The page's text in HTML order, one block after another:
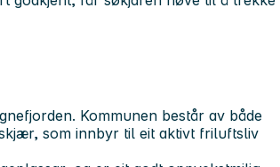
Kommunen består av både
som innbyr til eit aktivt friluftsliv